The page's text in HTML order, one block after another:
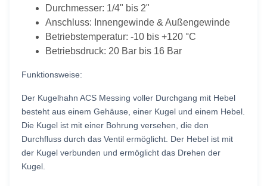
Durchmesser: 1/4" bis 2"
Anschluss: Innengewinde & Außengewinde
Betriebstemperatur: -10 bis +120 °C
Betriebsdruck: 20 Bar bis 16 Bar
Funktionsweise:
Der Kugelhahn ACS Messing voller Durchgang mit Hebel
besteht aus einem Gehäuse, einer Kugel und einem Hebel.
Die Kugel ist mit einer Bohrung versehen, die den
Durchfluss durch das Ventil ermöglicht. Der Hebel ist mit
der Kugel verbunden und ermöglicht das Drehen der
Kugel.